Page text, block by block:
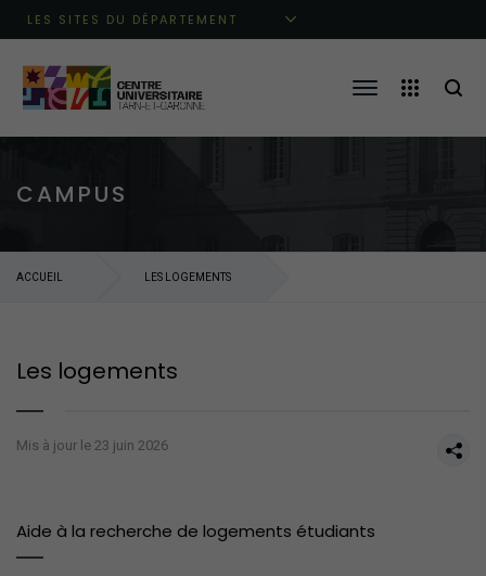
Aller au menu principal
Aller au contenu
Aller à la recherche
LES SITES DU DÉPARTEMENT
CAMPUS
ACCUEIL LES LOGEMENTS
Les logements
Mis à jour le 23 juin 2026
Aide à la recherche de logements étudiants